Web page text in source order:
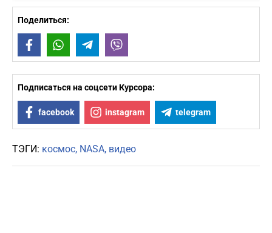
Поделиться:
FacebookWhatsAppTelegram
Подписаться на соцсети Курсора:
facebook instagram telegram
ТЭГИ: космос NASA видео